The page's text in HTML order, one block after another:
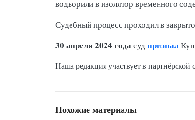
водворили в изолятор временного
Судебный процесс проходил в
30 апреля 2024 годасудпризнал
Наша редакция участвует в партнёрской
Похожие материалы